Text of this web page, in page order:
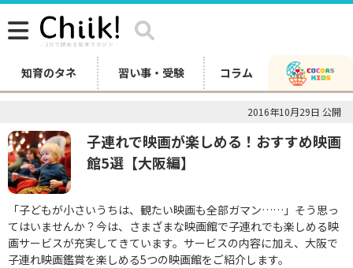
知育のタネ 習い事・受験 コラム
2016年10月29日 公開
子連れで映画が楽しめる！おすすめ映画
館5選【大阪編】
「子どもが小さいうちは、観たい映画も全部ガマン……」そう思っ
てはいませんか？今は、さまざまな映画館で子連れでも楽しめる映
画サービスが充実してきています。サービスの内容に加え、大阪で
子連れ映画鑑賞を楽しめる5つの映画館をご紹介します。